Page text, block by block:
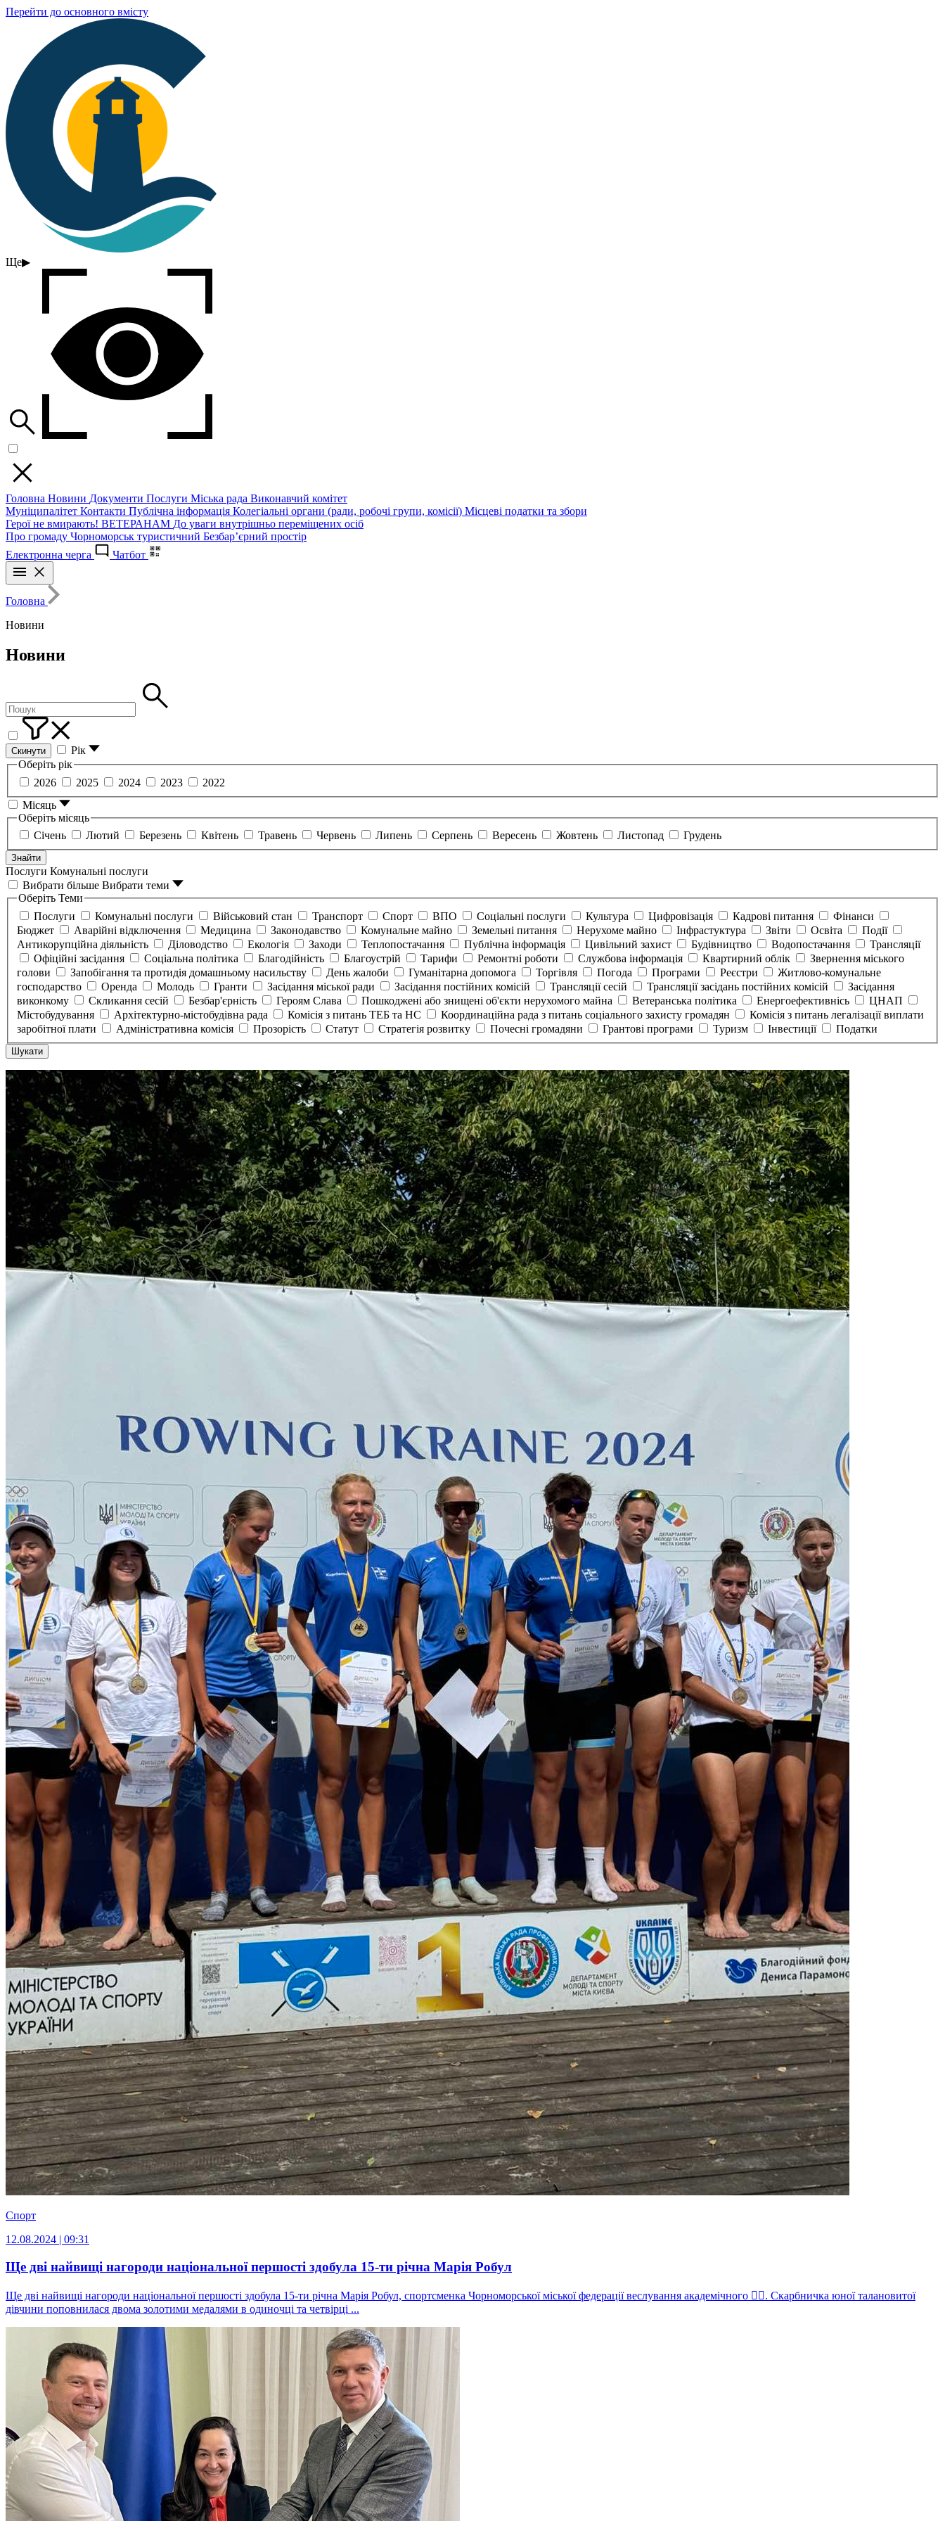
Перейти до основного вмісту
Ще▶
Головна Новини Документи Послуги Міська рада Виконавчий комітет
Муніципалітет Контакти Публічна інформація Колегіальні органи (ради, робочі групи, комісії) Місцеві податки та збори
Герої не вмирають! ВЕТЕРАНАМ До уваги внутрішньо переміщених осіб
Про громаду Чорноморськ туристичний Безбар’єрний простір
Електронна черга
Чатбот
Головна
Новини
Новини
Скинути
Рік
Оберіть рік
2026
2025 2024 2023
2022
Місяць
Оберіть місяць
Січень
Лютий Березень Квітень Травень Червень Липень Серпень Вересень Жовтень Листопад Грудень
Знайти
Послуги Комунальні послуги
Вибрати більше Вибрати теми
Оберіть Теми
Послуги
Комунальні послуги Військовий стан Транспорт Спорт ВПО Соціальні послуги Культура Цифровізація Кадрові питання
Фінанси
Бюджет
Аварійні відключення Медицина Законодавство Комунальне майно Земельні питання Нерухоме майно Інфрастуктура Звіти Освіта
Події
Антикорупційна діяльність
Діловодство Екологія Заходи Теплопостачання Публічна інформація Цивільний захист Будівництво Водопостачання
Трансляції
Офіційні засідання
Соціальна політика Благодійність Благоустрій Тарифи Ремонтні роботи Службова інформація Квартирний облік
Звернення міського
голови
Запобігання та протидія домашньому насильству День жалоби Гуманітарна допомога Торгівля Погода Програми Реєстри
Житлово-комунальне
господарство
Оренда Молодь Гранти Засідання міської ради Засідання постійних комісій Трансляції сесій Трансляції засідань постійних комісій
Засідання
виконкому
Скликання сесій Безбар'єрність Героям Слава Пошкоджені або знищені об'єкти нерухомого майна Ветеранська політика Енергоефективнісь
ЦНАП
Містобудування
Архітектурно-містобудівна рада Комісія з питань ТЕБ та НС Координаційна рада з питань соціального захисту громадян
Комісія з питань легалізації виплати
заробітної плати
Адміністративна комісія Прозорість Статут Стратегія розвитку Почесні громадяни Грантові програми Туризм Інвестиції Податки
Шукати
Спорт
12.08.2024 | 09:31
Ще дві найвищі нагороди національної першості здобула 15-ти річна Марія Робул
Ще дві найвищі нагороди національної першості здобула 15-ти річна Марія Робул, спортсменка Чорноморської міської федерації веслування академічного 🚣‍♀️. Скарбничка юної талановитої
дівчини поповнилася двома золотими медалями в одиночці та четвірці ...